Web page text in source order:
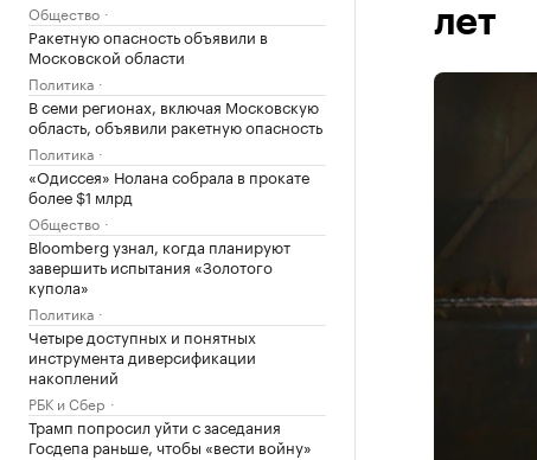
Общество
Ракетную опасность объявили в
Московской области
Политика
В семи регионах, включая Московскую
область, объявили ракетную опасность
Политика
«Одиссея» Нолана собрала в прокате
более $1 млрд
Общество
Bloomberg узнал, когда планируют
завершить испытания «Золотого
купола»
Политика
Четыре доступных и понятных
инструмента диверсификации
накоплений
РБК и Сбер
Трамп попросил уйти с заседания
Госдепа раньше, чтобы «вести войну»
лет